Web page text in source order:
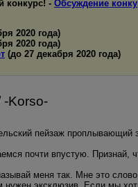
конкурс! - Обсуждение
2020 года)
2020 года)
(до 27 декабря 2020 года)
-Korso-
пейзаж проплывающий
почти впустую. Признай,
меня так. Мне это
нужен эксклюзив. Если мы